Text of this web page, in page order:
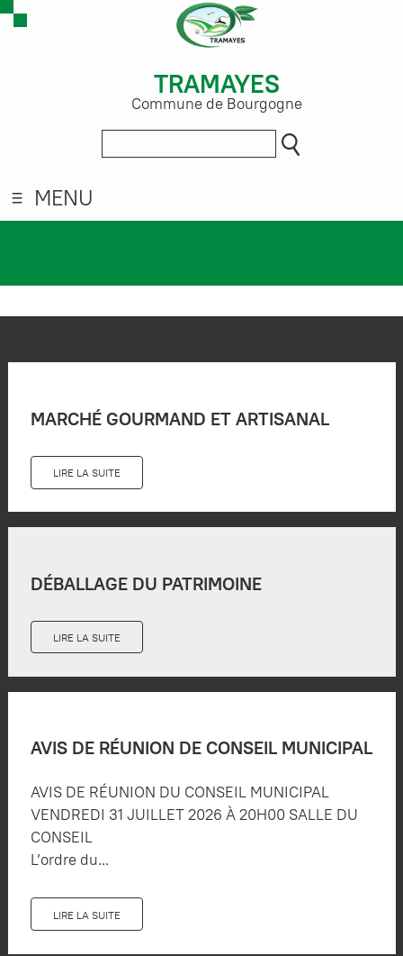
TRAMAYES
Commune de Bourgogne
MENU
MARCHÉ GOURMAND ET ARTISANAL
LIRE LA SUITE
DÉBALLAGE DU PATRIMOINE
LIRE LA SUITE
AVIS DE RÉUNION DE CONSEIL MUNICIPAL
AVIS DE RÉUNION DU CONSEIL MUNICIPAL
VENDREDI 31 JUILLET 2026 À 20H00 SALLE DU
CONSEIL
L’ordre du...
LIRE LA SUITE